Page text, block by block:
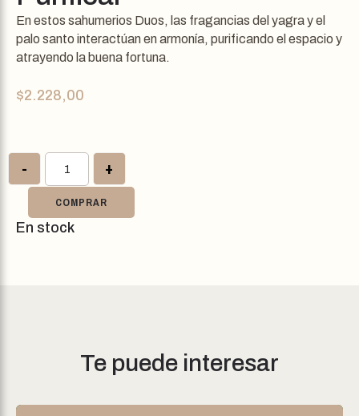
En estos sahumerios Duos, las fragancias del yagra y el
palo santo interactúan en armonía, purificando el espacio y
atrayendo la buena fortuna.
$2.228,00
- +
COMPRAR
En stock
Te puede interesar